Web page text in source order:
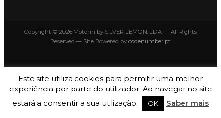
Copyright © 2026 Motorin by SILVER LEMON, LDA — All Rights
Reserved — Site Powered by codenumber.pt
Este site utiliza cookies para permitir uma melhor
experiência por parte do utilizador. Ao navegar no site
estará a consentir a sua utilização.
OK Saber mais